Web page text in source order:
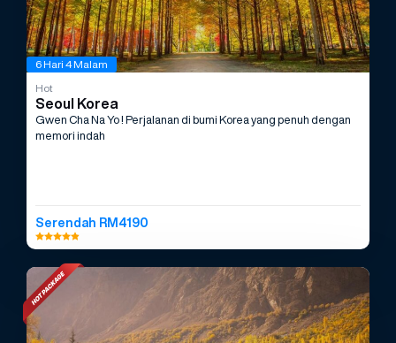
6 Hari 4 Malam
Hot
Seoul Korea
Gwen Cha Na Yo ! Perjalanan di bumi Korea yang penuh dengan
memori indah
Serendah RM4190